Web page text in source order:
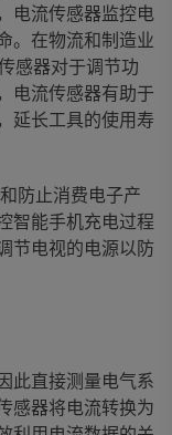
电流传感器监控电
。在物流和制造业
感器对于调节功
电流传感器有助于
延长工具的使用寿
防止消费电子产
智能手机充电过程
节电视的电源以防
此直接测量电气系
感器将电流转换为